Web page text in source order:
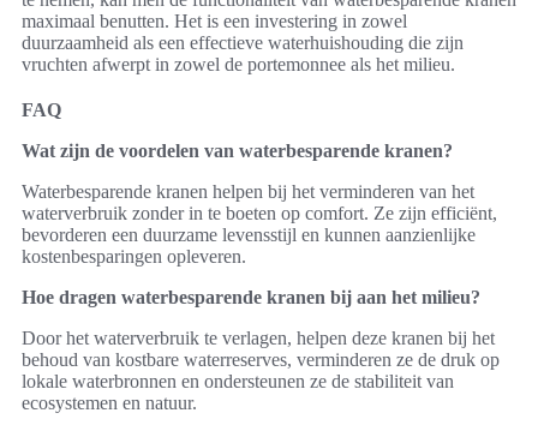
maximaal benutten. Het is een investering in zowel
duurzaamheid als een effectieve waterhuishouding die zijn
vruchten afwerpt in zowel de portemonnee als het milieu.
FAQ
Wat zijn de voordelen van waterbesparende kranen?
Waterbesparende kranen helpen bij het verminderen van het
waterverbruik zonder in te boeten op comfort. Ze zijn efficiënt,
bevorderen een duurzame levensstijl en kunnen aanzienlijke
kostenbesparingen opleveren.
Hoe dragen waterbesparende kranen bij aan het milieu?
Door het waterverbruik te verlagen, helpen deze kranen bij het
behoud van kostbare waterreserves, verminderen ze de druk op
lokale waterbronnen en ondersteunen ze de stabiliteit van
ecosystemen en natuur.